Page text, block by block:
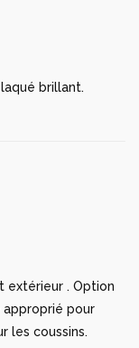
brillant.
extérieur . Option
approprié pour
les coussins.